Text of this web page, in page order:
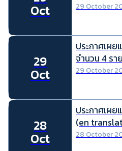
Oct 29 October
29
Oct
ประกาศเผ
จำนวน 4 ร
2563 (en
29 October
28
Oct
ประกาศเผ
(en
28 October